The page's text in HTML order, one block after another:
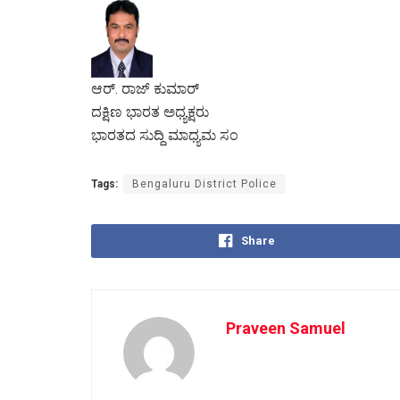
ಆರ್. ರಾಜ್ ಕುಮಾರ್
ದಕ್ಷಿಣ ಭಾರತ ಅಧ್ಯಕ್ಷರು
ಭಾರತದ ಸುದ್ದಿ ಮಾಧ್ಯಮ ಸಂ
Tags: Bengaluru District Police
Share
Praveen Samuel